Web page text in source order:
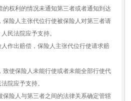
权利的情况未通知第三者或者通知到达
险人主张代位行使被保险人对第三者请
民法院应予支持。
作出赔偿，保险人主张代位行使请求赔
使保险人未能行使或者未能全部行使代
院应予支持。
险人与第三者之间的法律关系确定管辖